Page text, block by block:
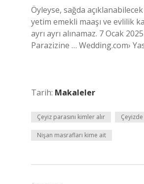
Öyleyse, sağda
yetim emekli maaşı ve evlilik
ayrı ayrı alınamaz. 7 Ocak
Parazizine … Wedding.com›
Tarih: Makaleler
Çeyiz parasını kimler alır
Nişan masrafları kime ait